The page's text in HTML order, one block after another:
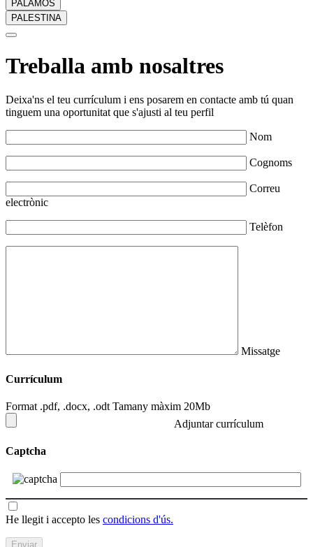
PALAMÓS
PALESTINA
Treballa amb nosaltres
Deixa'ns el teu currículum i ens posarem en contacte amb tú quan
tinguem una oportunitat que s'ajusti al teu perfil
Nom
Cognoms
Correu
electrònic
Telèfon
Missatge
Currículum
Format .pdf, .docx, .odt Tamany màxim 20Mb
Adjuntar currículum
Captcha
He llegit i accepto les condicions d'ús.